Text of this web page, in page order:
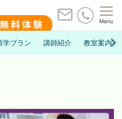
Menu
学プラン 講師紹介 教室案内